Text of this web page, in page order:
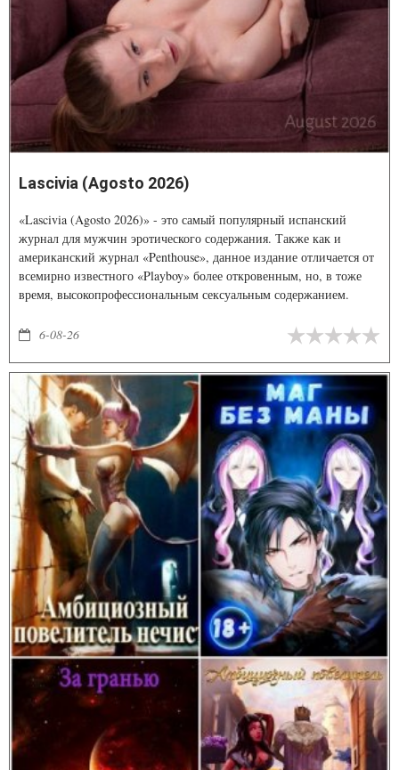
Lascivia (Agosto 2026)
«Lascivia (Agosto 2026)» - это самый популярный испанский
журнал для мужчин эротического содержания. Также как и
американский журнал «Penthouse», данное издание отличается от
всемирно известного «Playboy» более откровенным, но, в тоже
время, высокопрофессиональным сексуальным содержанием.
6-08-26